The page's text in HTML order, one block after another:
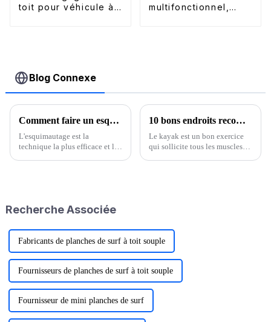
toit pour véhicule à
multifonctionnel,
Blog Connexe
Comment faire un esquimautage ?
L'esquimautage est la
technique la plus efficace et la
10 bons endroits recommandés pour faire du kayak
Le kayak est un bon exercice
qui sollicite tous les muscles
Recherche Associée
Fabricants de planches de surf à toit souple
Fournisseurs de planches de surf à toit souple
Fournisseur de mini planches de surf